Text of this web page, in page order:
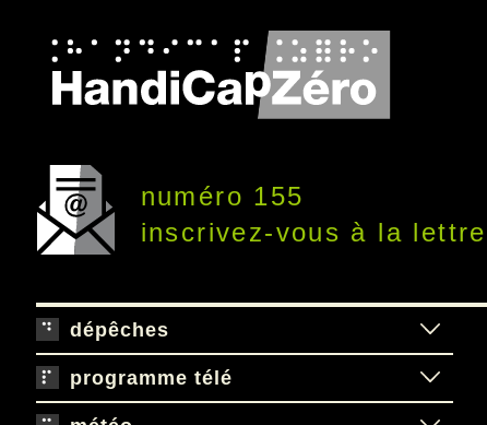
numéro 155
inscrivez-vous à la lettre
dépêches
programme télé